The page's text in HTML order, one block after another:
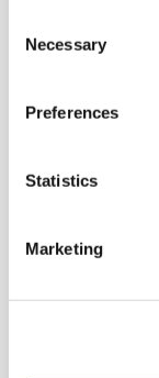
Selection
Necessary
Preferences
Statistics
Marketing
Dalla Turchia